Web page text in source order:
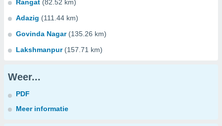
Rangat (82.52 km)
Adazig (111.44 km)
Govinda Nagar (135.26 km)
Lakshmanpur (157.71 km)
Weer...
PDF
Meer informatie